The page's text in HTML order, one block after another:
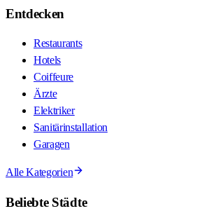
Entdecken
Restaurants
Hotels
Coiffeure
Ärzte
Elektriker
Sanitärinstallation
Garagen
Alle Kategorien
Beliebte Städte